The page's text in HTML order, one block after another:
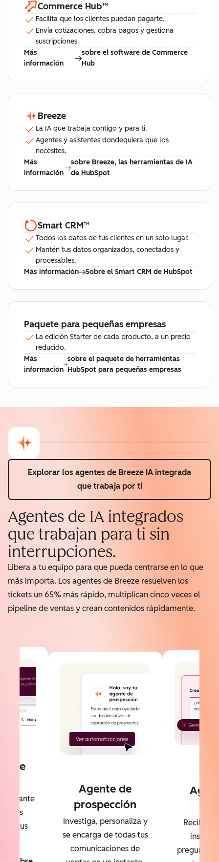
Commerce Hub™
Facilita que los clientes puedan pagarte.
Envía cotizaciones, cobra pagos y gestiona
suscripciones.
Más
información
sobre el software de Commerce
Hub
Breeze
La IA que trabaja contigo y para ti.
Agentes y asistentes dondequiera que los
necesites.
Más
información
sobre Breeze, las herramientas de IA
de HubSpot
Smart CRM™
Todos los datos de tus clientes en un solo lugar.
Mantén tus datos organizados, conectados y
procesables.
Más información
Sobre el Smart CRM de HubSpot
Paquete para pequeñas empresas
La edición Starter de cada producto, a un precio
reducido.
Más
información
sobre el paquete de herramientas
HubSpot para pequeñas empresas
Explorar los agentes de Breeze IA integrada
que trabaja por ti
Agentes de IA integrados
que trabajan para ti sin
interrupciones.
Libera a tu equipo para que pueda centrarse en lo que
más importa. Los agentes de Breeze resuelven los
tickets un 65% más rápido, multiplican cinco veces el
pipeline de ventas y crean contenidos rápidamente.
de
instante
las
de tus
Agente de
prospección
Investiga, personaliza y
se encarga de todas tus
comunicaciones de
Recibe
preguntas